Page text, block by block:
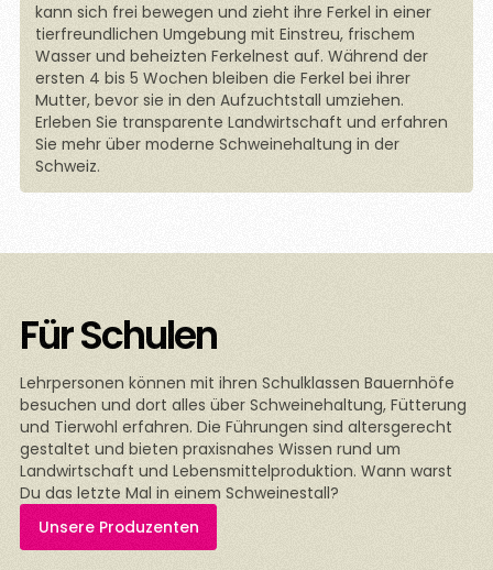
kann sich frei bewegen und zieht ihre Ferkel in einer
tierfreundlichen Umgebung mit Einstreu, frischem
Wasser und beheizten Ferkelnest auf. Während der
ersten 4 bis 5 Wochen bleiben die Ferkel bei ihrer
Mutter, bevor sie in den Aufzuchtstall umziehen.
Erleben Sie transparente Landwirtschaft und erfahren
Sie mehr über moderne Schweinehaltung in der
Schweiz.
Für Schulen
Lehrpersonen können mit ihren Schulklassen Bauernhöfe
besuchen und dort alles über Schweinehaltung, Fütterung
und Tierwohl erfahren. Die Führungen sind altersgerecht
gestaltet und bieten praxisnahes Wissen rund um
Landwirtschaft und Lebensmittelproduktion. Wann warst
Du das letzte Mal in einem Schweinestall?
Unsere Produzenten